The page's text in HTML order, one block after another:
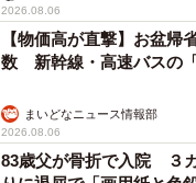
2026.08.06
【物価高が直撃】お盆帰
数 新幹線・高速バスの
まいどなニュース情報部
2026.08.06
83歳父が骨折で入院 ３